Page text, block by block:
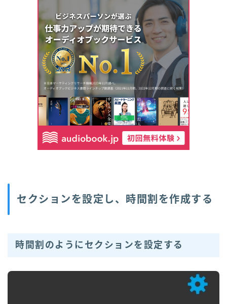
セクションを設定し、時間割を作成する
時間割のようにセクションを設定する